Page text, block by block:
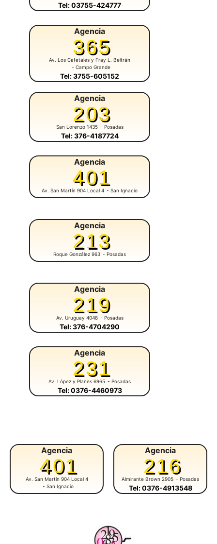
Tel: 03755-424777
Agencia
365
Av. Los Cafetales y Fray L. Beltrán
- Campo Grande
Tel: 3755-605152
Agencia
203
San Lorenzo 1435 - Posadas
Tel: 376-4187724
Agencia
401
Av. San Martín 904 Local 4 - San Ignacio
Agencia
213
Roque González 963 - Posadas
Agencia
219
Av. Uruguay 4048 - Posadas
Tel: 376-4704290
Agencia
231
Av. López y Planes 6965 - Posadas
Tel: 0376-4460973
Agencia
401
Av. San Martín 904 Local 4
- San Ignacio
Agencia
216
Almirante Brown 2905 - Posadas
Tel: 0376-4913548